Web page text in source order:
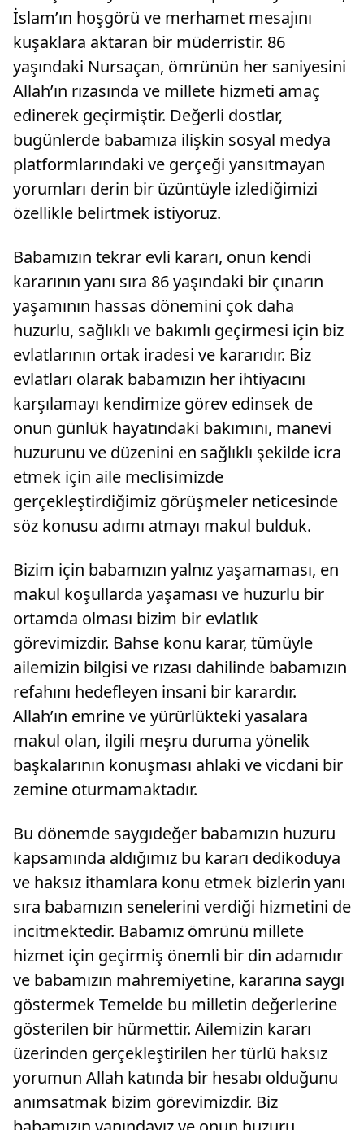
İslam’ın hoşgörü ve merhamet mesajını
kuşaklara aktaran bir müderristir. 86
yaşındaki Nursaçan, ömrünün her saniyesini
Allah’ın rızasında ve millete hizmeti amaç
edinerek geçirmiştir. Değerli dostlar,
bugünlerde babamıza ilişkin sosyal medya
platformlarındaki ve gerçeği yansıtmayan
yorumları derin bir üzüntüyle izlediğimizi
özellikle belirtmek istiyoruz.
Babamızın tekrar evli kararı, onun kendi
kararının yanı sıra 86 yaşındaki bir çınarın
yaşamının hassas dönemini çok daha
huzurlu, sağlıklı ve bakımlı geçirmesi için biz
evlatlarının ortak iradesi ve kararıdır. Biz
evlatları olarak babamızın her ihtiyacını
karşılamayı kendimize görev edinsek de
onun günlük hayatındaki bakımını, manevi
huzurunu ve düzenini en sağlıklı şekilde icra
etmek için aile meclisimizde
gerçekleştirdiğimiz görüşmeler neticesinde
söz konusu adımı atmayı makul bulduk.
Bizim için babamızın yalnız yaşamaması, en
makul koşullarda yaşaması ve huzurlu bir
ortamda olması bizim bir evlatlık
görevimizdir. Bahse konu karar, tümüyle
ailemizin bilgisi ve rızası dahilinde babamızın
refahını hedefleyen insani bir karardır.
Allah’ın emrine ve yürürlükteki yasalara
makul olan, ilgili meşru duruma yönelik
başkalarının konuşması ahlaki ve vicdani bir
zemine oturmamaktadır.
Bu dönemde saygıdeğer babamızın huzuru
kapsamında aldığımız bu kararı dedikoduya
ve haksız ithamlara konu etmek bizlerin yanı
sıra babamızın senelerini verdiği hizmetini de
incitmektedir. Babamız ömrünü millete
hizmet için geçirmiş önemli bir din adamıdır
ve babamızın mahremiyetine, kararına saygı
göstermek Temelde bu milletin değerlerine
gösterilen bir hürmettir. Ailemizin kararı
üzerinden gerçekleştirilen her türlü haksız
yorumun Allah katında bir hesabı olduğunu
anımsatmak bizim görevimizdir. Biz